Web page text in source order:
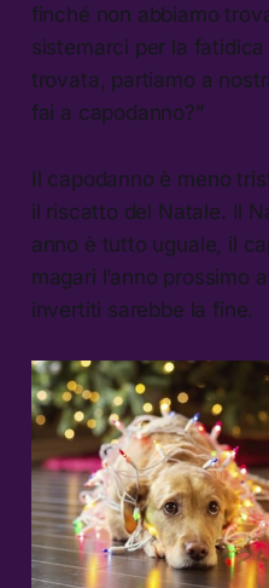
finché non abbiamo
sistemarci per la
trovata, partiamo a
fai a capodanno?”
Il capodanno è meno
il riscatto del Natale. Il
anno è tutto uguale, il
magari l’anno prossimo
invertiti sarebbe la fine.